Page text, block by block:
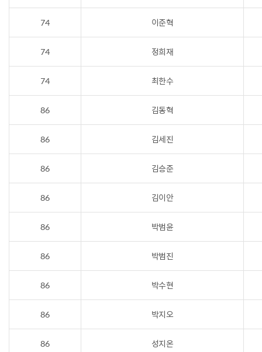
74 이준혁
74 정희재
74 최한수
86 김동혁
86 김세진
86 김승준
86 김이안
86 박범윤
86 박범진
86 박수현
86 박지오
86 성지온